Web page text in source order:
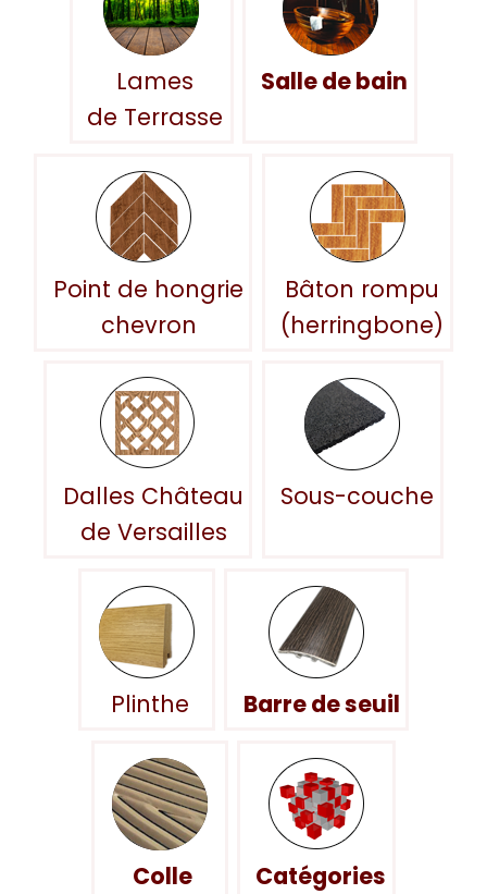
Lames
de Terrasse
Salle de bain
Point de hongrie
chevron
Bâton rompu
(herringbone)
Dalles Château
de Versailles
Sous-couche
Plinthe Barre de seuil
Colle
Catégories